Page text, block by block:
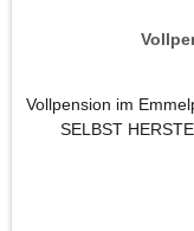
Vollpension im
SELBST